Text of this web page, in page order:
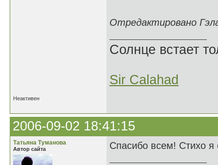
Отредактировано
Солнце встает
Sir Calahad
Неактивен
2006-09-02 18:41:15
Татьяна Туманова
Автор сайта Спасибо всем! Стихо я